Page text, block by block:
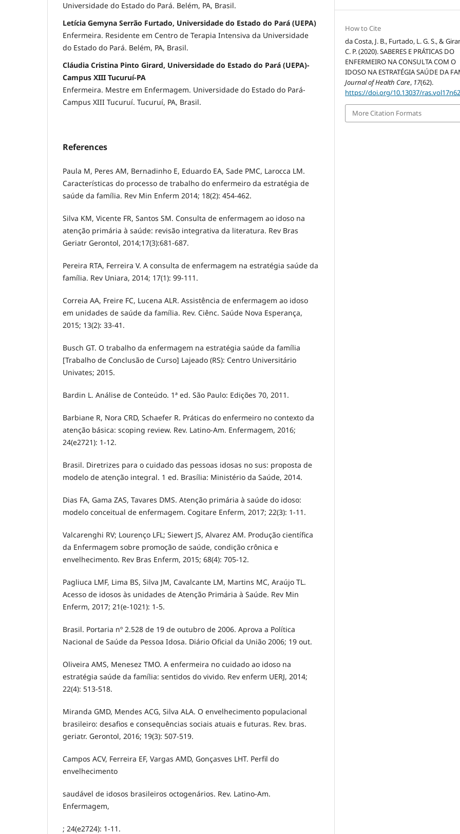
Universidade do Estado do Pará. Belém, PA, Brasil.
Letícia Gemyna Serrão Furtado, Universidade do Estado do Pará (UEPA)
Enfermeira. Residente em Centro de Terapia Intensiva da Universidade
do Estado do Pará. Belém, PA, Brasil.
Cláudia Cristina Pinto Girard, Universidade do Estado do Pará (UEPA)-
Campus XIII Tucuruí-PA
Enfermeira. Mestre em Enfermagem. Universidade do Estado do Pará-
Campus XIII Tucuruí. Tucuruí, PA, Brasil.
References
Paula M, Peres AM, Bernadinho E, Eduardo EA, Sade PMC, Larocca LM.
Características do processo de trabalho do enfermeiro da estratégia de
saúde da família. Rev Min Enferm 2014; 18(2): 454-462.
Silva KM, Vicente FR, Santos SM. Consulta de enfermagem ao idoso na
atenção primária à saúde: revisão integrativa da literatura. Rev Bras
Geriatr Gerontol, 2014;17(3):681-687.
Pereira RTA, Ferreira V. A consulta de enfermagem na estratégia saúde da
família. Rev Uniara, 2014; 17(1): 99-111.
Correia AA, Freire FC, Lucena ALR. Assistência de enfermagem ao idoso
em unidades de saúde da família. Rev. Ciênc. Saúde Nova Esperança,
2015; 13(2): 33-41.
Busch GT. O trabalho da enfermagem na estratégia saúde da família
[Trabalho de Conclusão de Curso] Lajeado (RS): Centro Universitário
Univates; 2015.
Bardin L. Análise de Conteúdo. 1ª ed. São Paulo: Edições 70, 2011.
Barbiane R, Nora CRD, Schaefer R. Práticas do enfermeiro no contexto da
atenção básica: scoping review. Rev. Latino-Am. Enfermagem, 2016;
24(e2721): 1-12.
Brasil. Diretrizes para o cuidado das pessoas idosas no sus: proposta de
modelo de atenção integral. 1 ed. Brasília: Ministério da Saúde, 2014.
Dias FA, Gama ZAS, Tavares DMS. Atenção primária à saúde do idoso:
modelo conceitual de enfermagem. Cogitare Enferm, 2017; 22(3): 1-11.
Valcarenghi RV; Lourenço LFL; Siewert JS, Alvarez AM. Produção científica
da Enfermagem sobre promoção de saúde, condição crônica e
envelhecimento. Rev Bras Enferm, 2015; 68(4): 705-12.
Pagliuca LMF, Lima BS, Silva JM, Cavalcante LM, Martins MC, Araújo TL.
Acesso de idosos às unidades de Atenção Primária à Saúde. Rev Min
Enferm, 2017; 21(e-1021): 1-5.
Brasil. Portaria nº 2.528 de 19 de outubro de 2006. Aprova a Política
Nacional de Saúde da Pessoa Idosa. Diário Oficial da União 2006; 19 out.
Oliveira AMS, Menesez TMO. A enfermeira no cuidado ao idoso na
estratégia saúde da família: sentidos do vivido. Rev enferm UERJ, 2014;
22(4): 513-518.
Miranda GMD, Mendes ACG, Silva ALA. O envelhecimento populacional
brasileiro: desafios e consequências sociais atuais e futuras. Rev. bras.
geriatr. Gerontol, 2016; 19(3): 507-519.
Campos ACV, Ferreira EF, Vargas AMD, Gonçasves LHT. Perfil do
envelhecimento
saudável de idosos brasileiros octogenários. Rev. Latino-Am.
Enfermagem,
; 24(e2724): 1-11.
How to Cite
da Costa, J. B., Furtado, L. G. S., &
C. P. (2020). SABERES E PRÁTICAS DO
ENFERMEIRO NA CONSULTA COM O
IDOSO NA ESTRATÉGIA SAÚDE DA
Journal of Health Care, 17(62).
https://doi.org/10.13037/
More Citation Formats